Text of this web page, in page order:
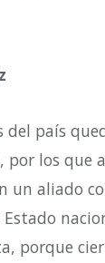
del país
por los que
un aliado
porque